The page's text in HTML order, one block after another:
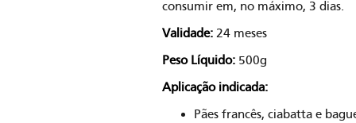
consumir em, no máximo, 3 dias.
Validade:24 meses
Peso Líquido:500g
Aplicação indicada:
Pães francês, ciabatta e